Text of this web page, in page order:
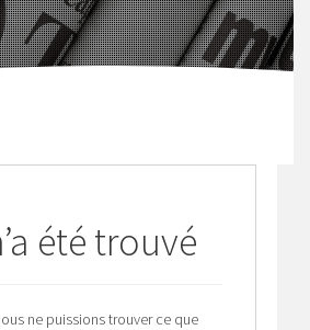
été trouvé
ne puissions trouver ce que